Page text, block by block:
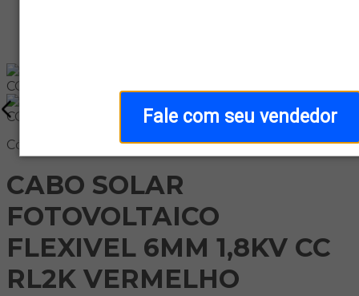
Fale com seu vendedor
Código: 157435-3
CABO SOLAR
FOTOVOLTAICO
FLEXIVEL 6MM 1,8KV CC
RL2K VERMELHO